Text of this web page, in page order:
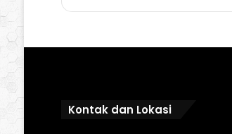
Kontak dan Lokasi